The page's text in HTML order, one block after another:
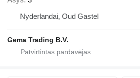
Nyderlandai, Oud Gastel
Gema Trading B.V.